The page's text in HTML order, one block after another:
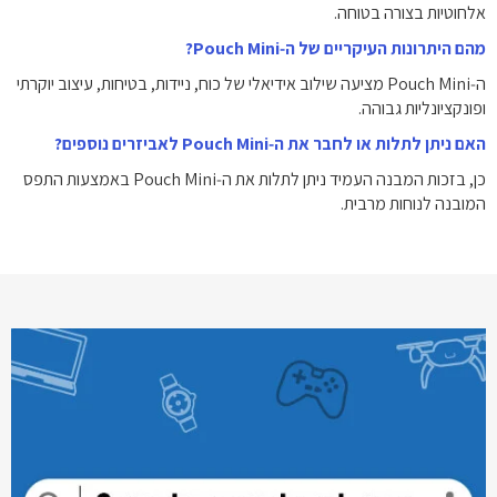
אלחוטיות בצורה בטוחה.
מהם היתרונות העיקריים של ה‑Pouch Mini?
ה‑Pouch Mini מציעה שילוב אידיאלי של כוח, ניידות, בטיחות, עיצוב יוקרתי
ופונקציונליות גבוהה.
האם ניתן לתלות או לחבר את ה‑Pouch Mini לאביזרים נוספים?
כן, בזכות המבנה העמיד ניתן לתלות את ה‑Pouch Mini באמצעות התפס
המובנה לנוחות מרבית.